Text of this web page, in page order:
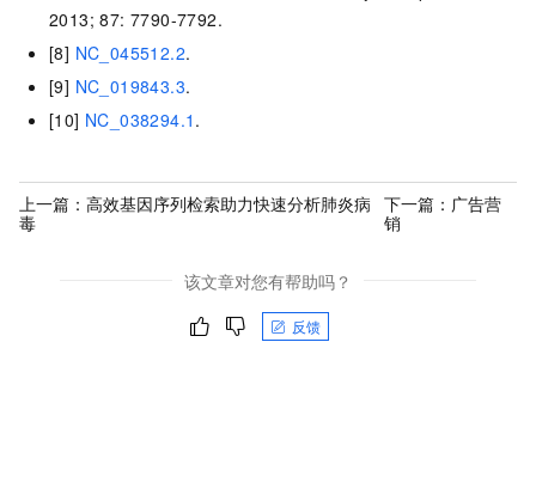
2013; 87: 7790-7792.
[8] NC_045512.2.
[9] NC_019843.3.
[10] NC_038294.1 .
上一篇： 高效基因序列检索助力快速分析肺炎病
毒
下一篇： 广告营
销
该文章对您有帮助吗？
反馈